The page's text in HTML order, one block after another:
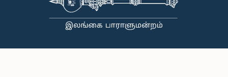
இவ்வாறான காலநிலை மாற்றங்கள் ஏற்படக்கூடும் என்பதால், அவற்றை வெற்றிகரமாக
எதிர்கொள்வதற்காக ‘அனர்த்த முகாமைத்துவ சட்டபூர்வ நிதியத்தை’ வலுப்படுத்துவதன்
முக்கியத்துவத்தை குழுவின் தலைவர் வலியுறுத்தினார்.அத்துடன், கணக்காய்வாளர் நாயகத்தின்